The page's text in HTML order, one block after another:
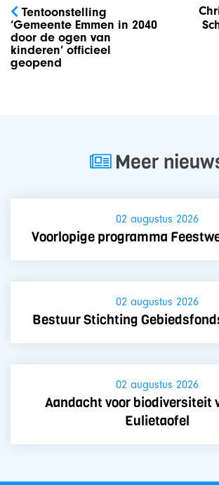
navigatie
Tentoonstelling
‘Gemeente Emmen in 2040
door de ogen van
kinderen’ officieel
geopend
Meer
02 augustus 2026
Voorlopige programma
02 augustus 2026
Bestuur Stichting
02 augustus 2026
Aandacht voor biodiversiteit
Eulietaofel